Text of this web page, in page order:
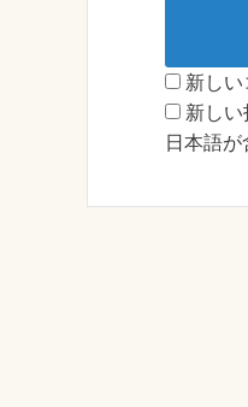
新し
新しい
日本語